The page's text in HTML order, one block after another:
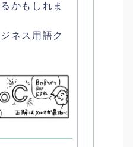
かもしれま
ネス用語ク